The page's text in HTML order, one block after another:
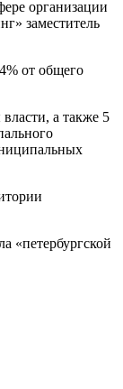
организации
заместитель
от общего
а также 5
«петербургской